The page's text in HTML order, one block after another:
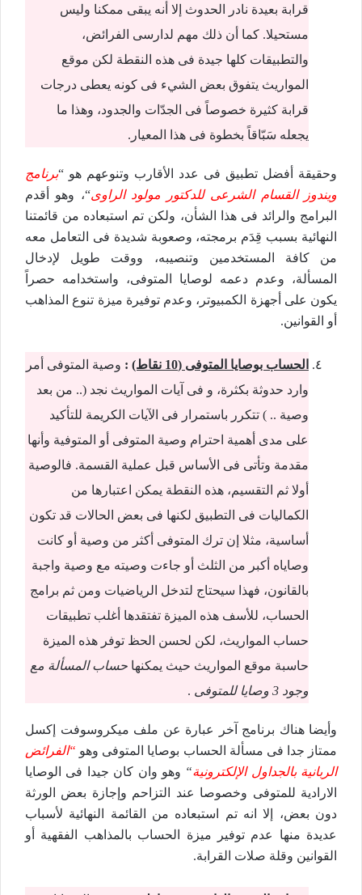
قرابة بعيدة نادر الحدوث إلا أنه يبقى ممكنا وليس
مستحيلا. كما أن ذلك مهم لدارسى الفرائض،
والتطبيقات كلها جيدة فى هذه النقطة لكن موقع
المواريث يتفوق بعض الشيء فى كونه يعطى درجات
قرابة كثيرة خصوصاً فى الجدّات والجدود، وهذا ما
يجعله سَبّاقاً بخطوة فى هذا المعيار.
وحقيقة أفضل تطبيق فى عدد الأقارب وتنوعهم هو “برنامج
ويندوز القسام الشرعى للدكتور مولود الراوى“، وهو أقدم
البرامج والرائد فى هذا الشأن، ولكن تم استبعاده من قائمتنا
النهائية بسبب قِدَم برمجته، وصعوبة شديدة فى التعامل معه
من كافة المستخدمين وتنصيبه، ووقت طويل لإدخال
المسألة، وعدم دعمه لوصايا المتوفى، واستخدامه حصراً
يكون على أجهزة الكمبيوتر، وعدم توفيرة ميزة تنوع المذاهب
أو القوانين.
الحساب بوصايا المتوفى (10 نقاط) : وصية المتوفى أمر
وارد حدوثة بكثرة، و فى آيات المواريث نجد (.. من بعد
وصية .. ) تتكرر باستمرار فى الآيات الكريمة للتأكيد
على مدى أهمية احترام وصية المتوفى أو المتوفية وأنها
مقدمة وتأتى فى الأساس قبل عملية القسمة. فالوصية
أولا ثم التقسيم، هذه النقطة يمكن اعتبارها من
الكماليات فى التطبيق لكنها فى بعض الحالات قد تكون
أساسية، مثلا إن ترك المتوفى أكثر من وصية أو كانت
وصاياه أكبر من الثلث أو جاءت وصيته مع وصية واجبة
بالقانون، فهذا سيحتاج لتدخل الرياضيات ومن ثم برامج
الحساب، للأسف هذه الميزة تفتقدها أغلب تطبيقات
حساب المواريث، لكن لحسن الحظ توفر هذه الميزة
حاسبة موقع المواريث حيث يمكنها حساب المسألة مع
وجود 3 وصايا للمتوفى
.
وأيضا هناك برنامج آخر عبارة عن ملف ميكروسوفت إكسل
ممتاز جدا فى مسألة الحساب بوصايا المتوفى وهو “الفرائض
الربانية بالجداول الإلكترونية“ وهو وان كان جيدا فى الوصايا
الارادية للمتوفى وخصوصا عند التزاحم وإجازة بعض الورثة
دون بعض، إلا انه تم استبعاده من القائمة النهائية لأسباب
عديدة منها عدم توفير ميزة الحساب بالمذاهب الفقهية أو
القوانين وقلة صلات القرابة.